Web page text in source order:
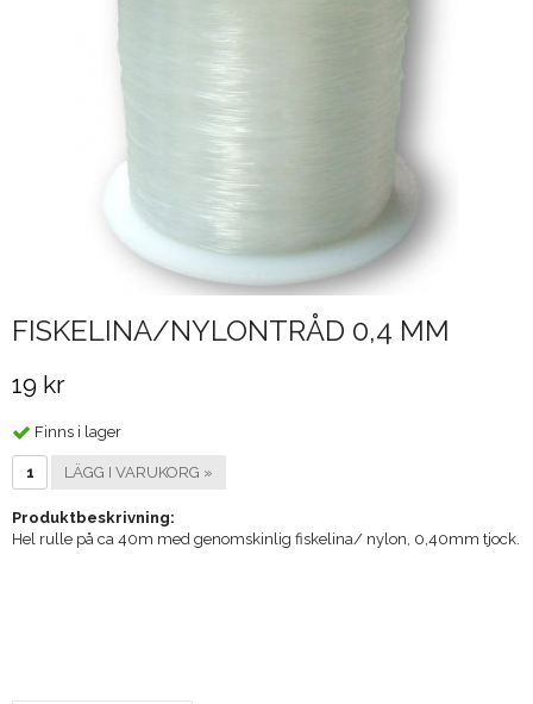
FISKELINA/NYLONTRÅD 0,4 MM
19 kr
Finns i lager
LÄGG I VARUKORG »
Produktbeskrivning:
Hel rulle på ca 40m med genomskinlig fiskelina/ nylon, 0,40mm tjock.